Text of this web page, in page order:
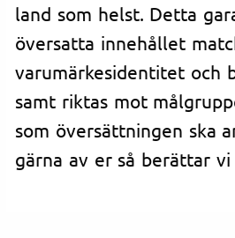
land som helst. Detta
översatta innehållet
varumärkesidentitet och
samt riktas mot
som översättningen ska
gärna av er så berättar vi